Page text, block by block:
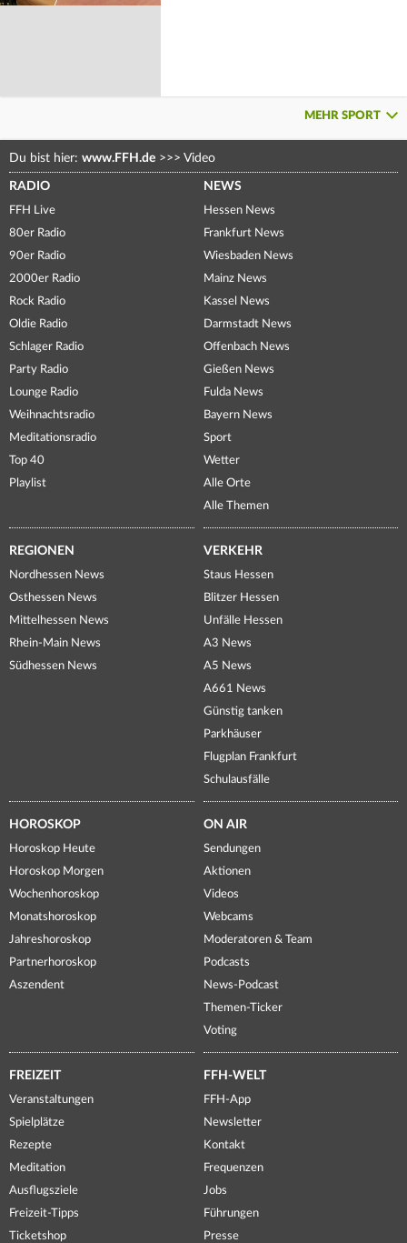
MEHR SPORT
Du bist hier: www.FFH.de >>> Video
RADIO
FFH Live
80er Radio
90er Radio
2000er Radio
Rock Radio
Oldie Radio
Schlager Radio
Party Radio
Lounge Radio
Weihnachtsradio
Meditationsradio
Top 40
Playlist
NEWS
Hessen News
Frankfurt News
Wiesbaden News
Mainz News
Kassel News
Darmstadt News
Offenbach News
Gießen News
Fulda News
Bayern News
Sport
Wetter
Alle Orte
Alle Themen
REGIONEN
Nordhessen News
Osthessen News
Mittelhessen News
Rhein-Main News
Südhessen News
VERKEHR
Staus Hessen
Blitzer Hessen
Unfälle Hessen
A3 News
A5 News
A661 News
Günstig tanken
Parkhäuser
Flugplan Frankfurt
Schulausfälle
HOROSKOP
Horoskop Heute
Horoskop Morgen
Wochenhoroskop
Monatshoroskop
Jahreshoroskop
Partnerhoroskop
Aszendent
ON AIR
Sendungen
Aktionen
Videos
Webcams
Moderatoren & Team
Podcasts
News-Podcast
Themen-Ticker
Voting
FREIZEIT
Veranstaltungen
Spielplätze
Rezepte
Meditation
Ausflugsziele
Freizeit-Tipps
Ticketshop
FFH-WELT
FFH-App
Newsletter
Kontakt
Frequenzen
Jobs
Führungen
Presse